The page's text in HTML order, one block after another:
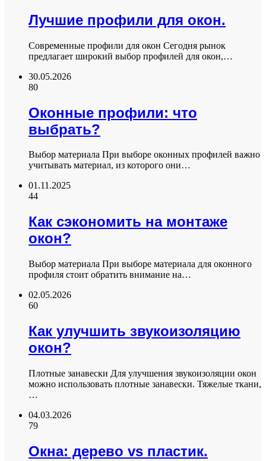
Лучшие профили для окон.
Современные профили для окон Сегодня рынок
предлагает широкий выбор профилей для окон,…
30.05.2026
80
Оконные профили: что
выбрать?
Выбор материала При выборе оконных профилей важно
учитывать материал, из которого они…
01.11.2025
44
Как сэкономить на монтаже
окон?
Выбор материала При выборе материала для оконного
профиля стоит обратить внимание на…
02.05.2026
60
Как улучшить звукоизоляцию
окон?
Плотные занавески Для улучшения звукоизоляции окон
можно использовать плотные занавески. Тяжелые ткани,
…
04.03.2026
79
Окна: дерево vs пластик.